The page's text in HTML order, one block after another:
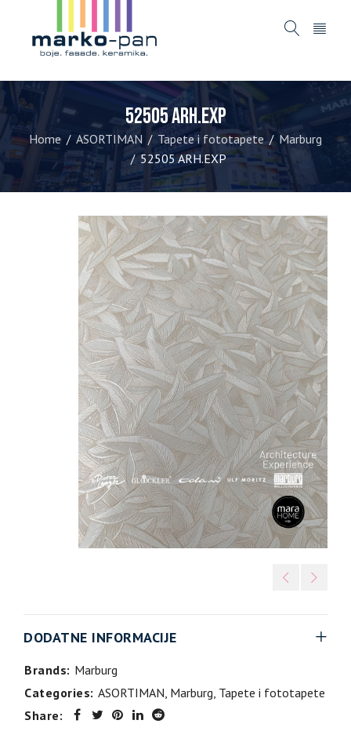
52505 ARH.EXP
Home / ASORTIMAN / Tapete i fototapete / Marburg
/ 52505 ARH.EXP
DODATNE INFORMACIJE
Brands: Marburg
Categories: ASORTIMAN, Marburg, Tapete i fototapete
Share: